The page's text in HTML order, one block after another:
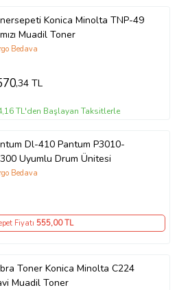
Konica Minolta TNP-49
Muadil Toner
Bedava
,34 TL
TL'den Başlayan Taksitlerle
Dl-410 Pantum P3010-
Uyumlu Drum Ünitesi
Bedava
Fiyatı 555,00 TL
Toner Konica Minolta C224
Muadil Toner